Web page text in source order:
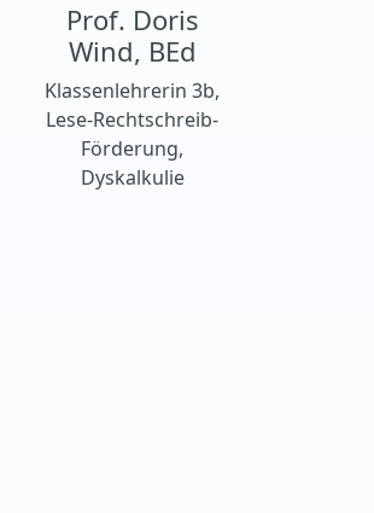
Prof. Doris
Wind, BEd
Klassenlehrerin 3b,
Lese-Rechtschreib-
Förderung,
Dyskalkulie